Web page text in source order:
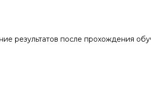
результатов после прохождения